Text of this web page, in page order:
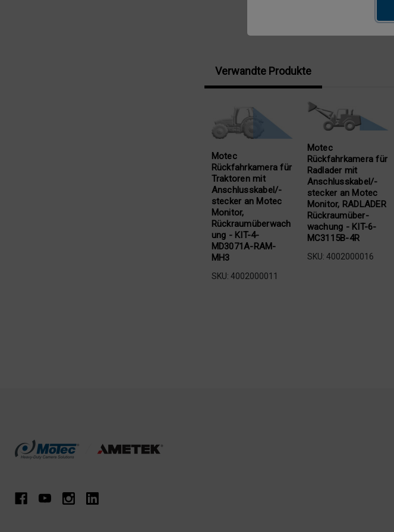
Verwandte Produkte
Motec
Rückfahrkamera für
Traktoren mit
Anschlusskabel/-
stecker an Motec
Monitor,
Rückraumüberwach
ung - KIT-4-
MD3071A-RAM-
MH3
SKU: 4002000011
Motec
Rückfahrkamera für
Radlader mit
Anschlusskabel/-
stecker an Motec
Monitor, RADLADER
Rückraumüber-
wachung - KIT-6-
MC3115B-4R
SKU: 4002000016